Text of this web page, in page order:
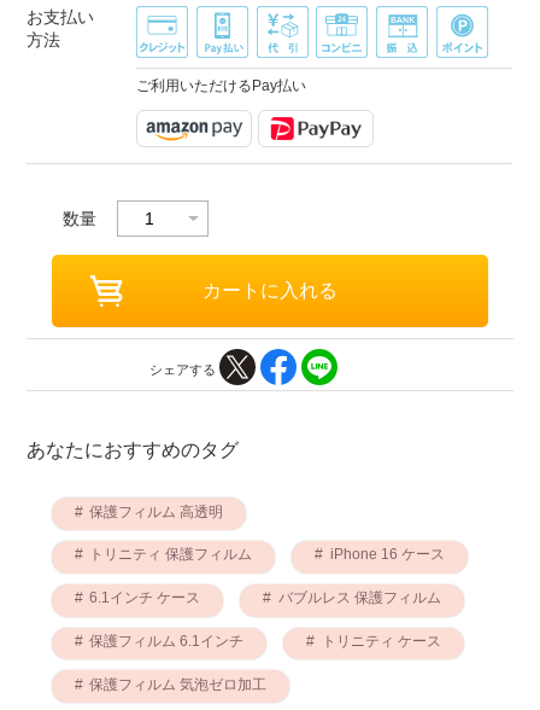
お支払い
方法
ご利用いただけるPay払い
数量
シェアする
あなたにおすすめのタグ
保護フィルム 高透明
トリニティ 保護フィルム iPhone 16 ケース
6.1インチ ケース バブルレス 保護フィルム
保護フィルム 6.1インチ トリニティ ケース
保護フィルム 気泡ゼロ加工